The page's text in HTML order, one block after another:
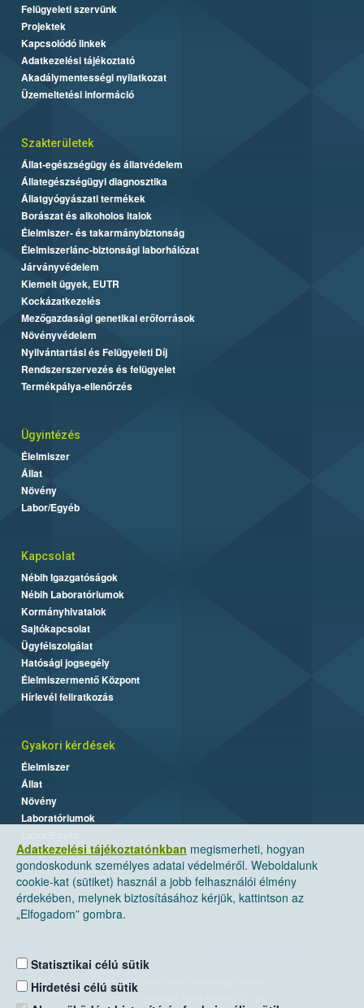
Adatkezelési tájékoztatónkban megismerheti, hogyan
gondoskodunk személyes adatai védelméről. Weboldalunk
cookie-kat (sütiket) használ a jobb felhasználói élmény
érdekében, melynek biztosításához kérjük, kattintson az
„Elfogadom” gombra.
Statisztikai célú sütik
Hirdetési célú sütik
Felügyeleti szervünk
Projektek
Kapcsolódó linkek
Adatkezelési tájékoztató
Akadálymentességi nyilatkozat
Üzemeltetési információ
Szakterületek
Állat-egészségügy és állatvédelem
Állategészségügyi diagnosztika
Állatgyógyászati termékek
Borászat és alkoholos italok
Élelmiszer- és takarmánybiztonság
Élelmiszerlánc-biztonsági laborhálózat
Járványvédelem
Kiemelt ügyek, EUTR
Kockázatkezelés
Mezőgazdasági genetikai erőforrások
Növényvédelem
Nyilvántartási és Felügyeleti Díj
Rendszerszervezés és felügyelet
Termékpálya-ellenőrzés
Ügyintézés
Élelmiszer
Állat
Növény
Labor/Egyéb
Kapcsolat
Nébih Igazgatóságok
Nébih Laboratóriumok
Kormányhivatalok
Sajtókapcsolat
Ügyfélszolgálat
Hatósági jogsegély
Élelmiszermentő Központ
Hírlevél feliratkozás
Gyakori kérdések
Élelmiszer
Állat
Növény
Laboratóriumok
Nemzeti Élelmiszerlánc-biztonsági Hivatal